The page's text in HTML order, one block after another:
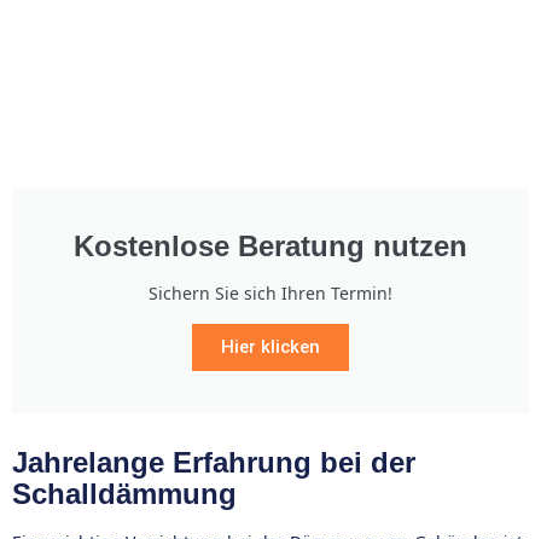
Kostenlose Beratung nutzen
Sichern Sie sich Ihren Termin!
Hier klicken
Jahrelange Erfahrung bei der
Schalldämmung